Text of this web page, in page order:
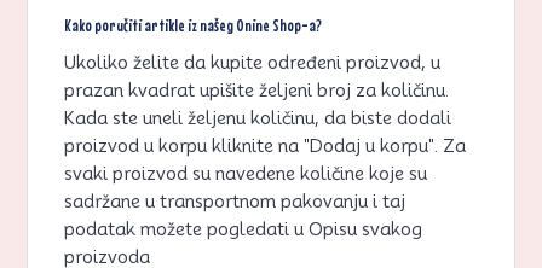
Kako poručiti artikle iz našeg Onine Shop-a?
Ukoliko želite da kupite određeni proizvod, u
prazan kvadrat upišite željeni broj za količinu.
Kada ste uneli željenu količinu, da biste dodali
proizvod u korpu kliknite na "Dodaj u korpu". Za
svaki proizvod su navedene količine koje su
sadržane u transportnom pakovanju i taj
podatak možete pogledati u Opisu svakog
proizvoda